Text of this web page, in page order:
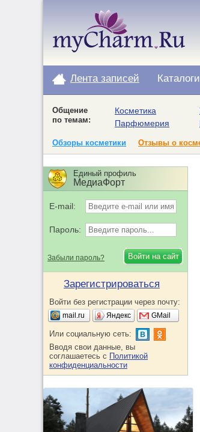
Лента записей
Общение
по темам:
Косметика
Парфюмерия
Обзоры косметики Отзывы о
Единый профиль
МедиаФорт
E-mail:
Пароль:
Забыли пароль?
Зарегистрироваться
Войти без регистрации через почту:
mail.ru Яндекс GMail
Или социальную сеть:
Вводя свои данные, вы
соглашаетесь с Политикой
конфиденциальности